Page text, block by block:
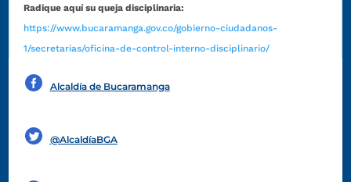
Radique aquí su queja disciplinaria:
https://www.bucaramanga.gov.co/gobierno-ciudadanos-
1/secretarias/oficina-de-control-interno-disciplinario/
Alcaldía de Bucaramanga
@AlcaldíaBGA